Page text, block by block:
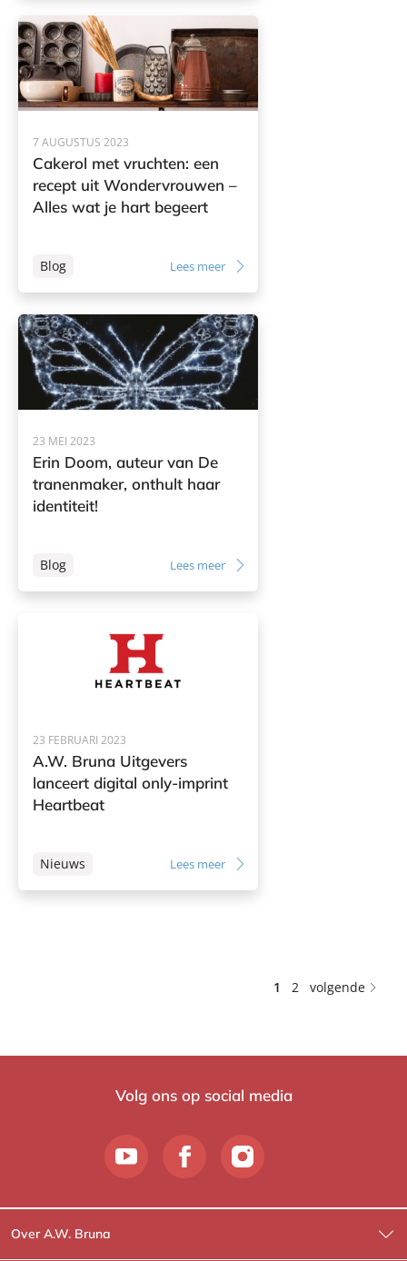
7 AUGUSTUS 2023
Cakerol met vruchten: een
recept uit Wondervrouwen –
Alles wat je hart begeert
Blog Lees meer
23 MEI 2023
Erin Doom, auteur van De
tranenmaker, onthult haar
identiteit!
Blog Lees meer
23 FEBRUARI 2023
A.W. Bruna Uitgevers
lanceert digital only-imprint
Heartbeat
Nieuws Lees meer
1 2 volgende
Volg ons op social media
Over A.W. Bruna